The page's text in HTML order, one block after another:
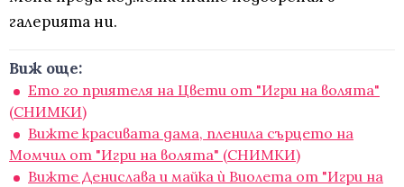
галерията ни.
Виж още:
Ето го приятеля на Цвети от "Игри на волята"
(СНИМКИ)
Вижте красивата дама, пленила сърцето на
Момчил от "Игри на волята" (СНИМКИ)
Вижте Денислава и майка ѝ Виолета от "Игри на